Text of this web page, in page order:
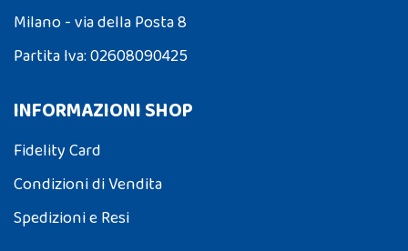
Milano - via della Posta 8
Partita Iva: 02608090425
INFORMAZIONI SHOP
Fidelity Card
Condizioni di Vendita
Spedizioni e Resi